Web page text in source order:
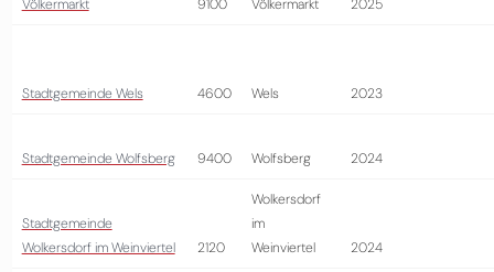
Völkermarkt
9100 Völkermarkt 2025
Stadtgemeinde Wels 4600 Wels 2023
Stadtgemeinde Wolfsberg 9400 Wolfsberg 2024
Stadtgemeinde
Wolkersdorf im Weinviertel
2120
Wolkersdorf
im
Weinviertel
2024